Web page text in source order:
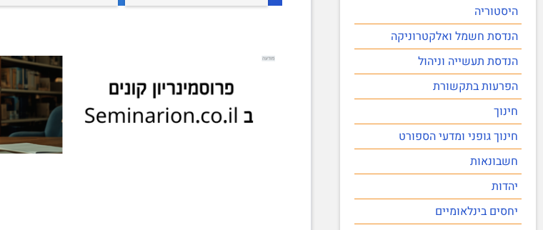
היסטוריה
הנדסת חשמל ואלקטרוניקה
הנדסת תעשייה וניהול
הפרעות בתקשורת
חינוך
חינוך גופני ומדעי הספורט
חשבונאות
יהדות
יחסים בינלאומיים